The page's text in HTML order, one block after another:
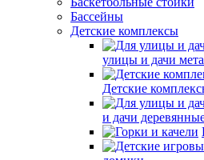
Бассейны
Детские комплексы
улицы и дачи
Детские
и дачи